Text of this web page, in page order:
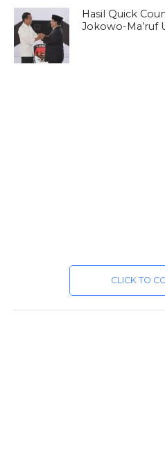
Hasil Quick
Jokowo-Ma’ruf
CLICK TO